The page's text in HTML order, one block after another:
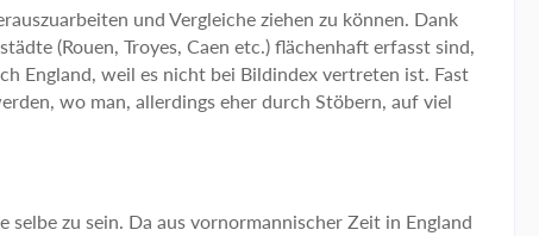
und Vergleiche ziehen zu können. Dank
(Rouen, Troyes, Caen etc.) flächenhaft erfasst sind,
England, weil es nicht bei Bildindex vertreten ist. Fast
wo man, allerdings eher durch Stöbern, auf viel
zu sein. Da aus vornormannischer Zeit in England